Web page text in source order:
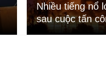
Nhiều tiếng nổ
sau cuộc tấn